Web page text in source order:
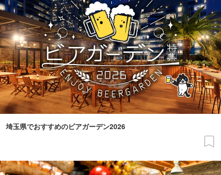
埼玉県でおすすめのビアガーデン2026